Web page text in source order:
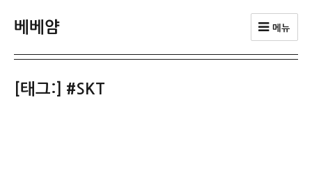
베베얌 메뉴
[태그:] #SKT